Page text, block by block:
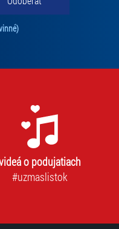
Tento súhlas je povinný na
o podujatiach
#uzmaslistok